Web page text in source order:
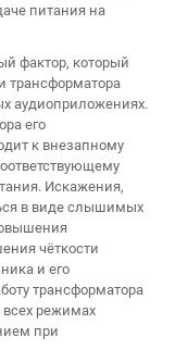
питания на
фактор, который
трансформатора
аудиоприложениях.
его
к внезапному
Искажения,
в виде слышимых
чёткости
и его
трансформатора
режимах
при